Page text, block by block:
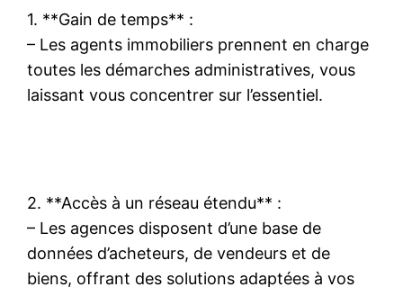
1. **Gain de temps** :
– Les agents immobiliers prennent en charge
toutes les démarches administratives, vous
laissant vous concentrer sur l’essentiel.
2. **Accès à un réseau étendu** :
– Les agences disposent d’une base de
données d’acheteurs, de vendeurs et de
biens, offrant des solutions adaptées à vos